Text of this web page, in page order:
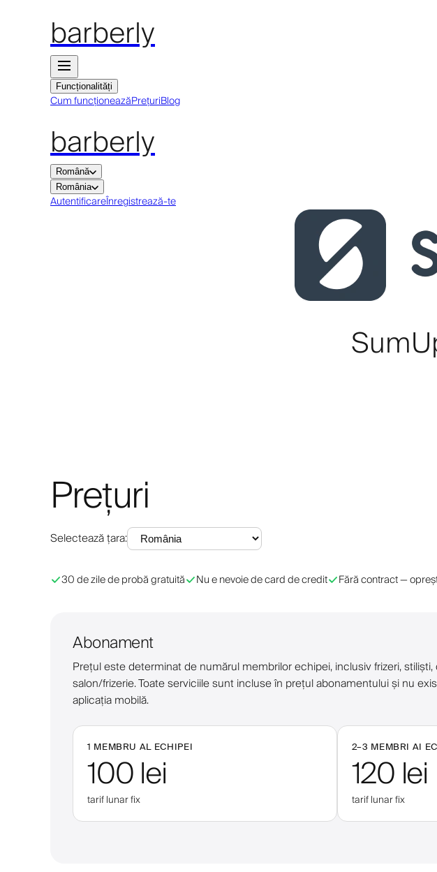
barberly
Funcționalități
Cum funcționeazăPrețuriBlog
barberly
Română
România
AutentificareÎnregistrează-te
Prețuri
Selectează țara:
30 de zile de probă gratuită Nu e nevoie de card de credit Fără contract —
Abonament
Prețul este determinat de numărul membrilor echipei, inclusiv frizeri,
salon/frizerie. Toate serviciile sunt incluse în prețul abonamentului și nu
aplicația mobilă.
1 MEMBRU AL ECHIPEI
100 lei
tarif lunar fix
2–3 MEMBRI AI
120 lei
tarif lunar fix